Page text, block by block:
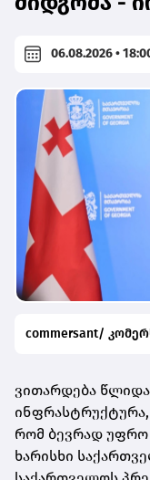
06.08.2026 •
commersant/
ვითარდება
ინფრასტრუქტურა,
რომ ბევრად
ხარისხი